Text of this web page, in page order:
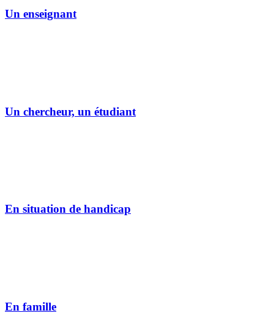
Un enseignant
Un chercheur, un étudiant
En situation de handicap
En famille